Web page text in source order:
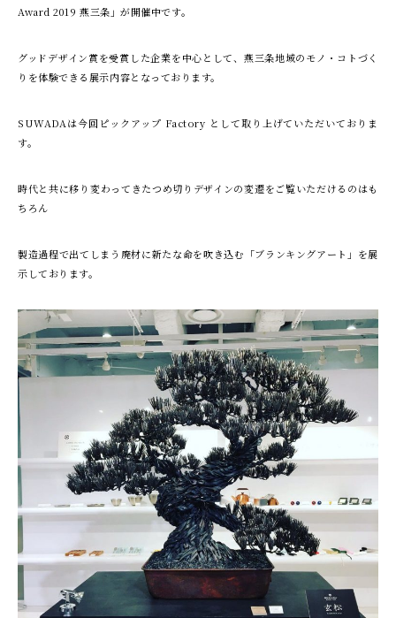
Award 2019 燕三条」が開催中です。
グッドデザイン賞を受賞した企業を中心として、燕三条地域のモノ・コトづく
りを体験できる展示内容となっております。
SUWADAは今回ピックアップ Factory として取り上げていただいておりま
す。
時代と共に移り変わってきたつめ切りデザインの変遷をご覧いただけるのはも
ちろん
製造過程で出てしまう廃材に新たな命を吹き込む「ブランキングアート」を展
示しております。